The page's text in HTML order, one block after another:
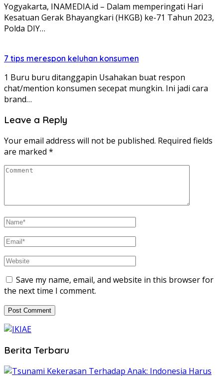
Yogyakarta, INAMEDIA.id – Dalam memperingati Hari
Kesatuan Gerak Bhayangkari (HKGB) ke-71 Tahun 2023,
Polda DIY…
7 tips merespon keluhan konsumen
1 Buru buru ditanggapin Usahakan buat respon
chat/mention konsumen secepat mungkin. Ini jadi cara
brand…
Leave a Reply
Your email address will not be published. Required fields
are marked *
Save my name, email, and website in this browser for
the next time I comment.
Berita Terbaru